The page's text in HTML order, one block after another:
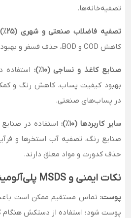
تصفیه‌خانه‌ها.
تصفیه فاضلاب صنعتی و شهری (۲۵٪):
کاهش COD و BOD، حذف فسفر و بهبود کیفیت پساب خروجی.
صنایع کاغذ و نساجی (۱۰٪):
استفاده
بهبود کیفیت پساب، کاهش رنگ و
در پساب‌های صنعتی.
سایر کاربردها (۱۰٪):
استفاده در
صنایع رنگ، تصفیه آب استخرها و
حذف کدورت و مواد معلق دارند.
نکات ایمنی و MSDS پلی‌آلومینیوم کلراید (PAC)
پوست: تماس مستقیم ممکن است
پوست شود؛ استفاده از دستکش هنگام